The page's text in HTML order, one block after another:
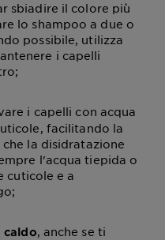
sbiadire il colore più
lo shampoo a due o
possibile, utilizza
i capelli
i capelli con acqua
facilitando la
la disidratazione
l'acqua tiepida o
cuticole e a
caldo, anche se ti